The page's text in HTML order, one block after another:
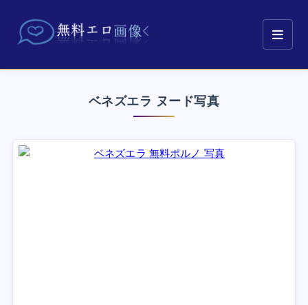
ベネズエラ ヌード写真